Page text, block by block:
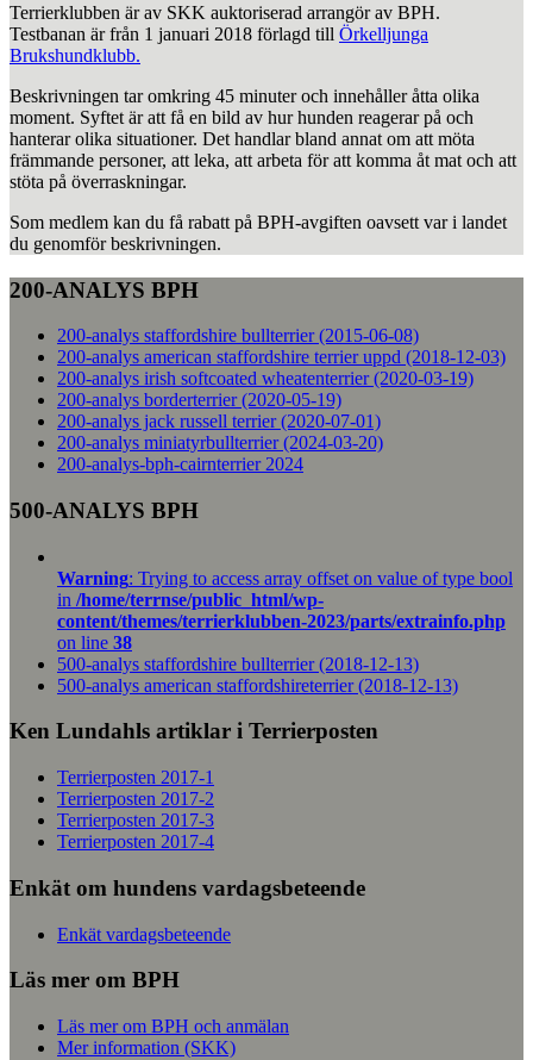
Terrierklubben är av SKK auktoriserad arrangör av BPH.
Testbanan är från 1 januari 2018 förlagd till Örkelljunga
Brukshundklubb.
Beskrivningen tar omkring 45 minuter och innehåller åtta olika
moment. Syftet är att få en bild av hur hunden reagerar på och
hanterar olika situationer. Det handlar bland annat om att möta
främmande personer, att leka, att arbeta för att komma åt mat och att
stöta på överraskningar.
Som medlem kan du få rabatt på BPH-avgiften oavsett var i landet
du genomför beskrivningen.
200-ANALYS BPH
200-analys staffordshire bullterrier (2015-06-08)
200-analys american staffordshire terrier uppd (2018-12-03)
200-analys irish softcoated wheatenterrier (2020-03-19)
200-analys borderterrier (2020-05-19)
200-analys jack russell terrier (2020-07-01)
200-analys miniatyrbullterrier (2024-03-20)
200-analys-bph-cairnterrier 2024
500-ANALYS BPH
Warning: Trying to access array offset on value of type bool
in /home/terrnse/public_html/wp-
content/themes/terrierklubben-2023/parts/extrainfo.php
on line 38
500-analys staffordshire bullterrier (2018-12-13)
500-analys american staffordshireterrier (2018-12-13)
Ken Lundahls artiklar i Terrierposten
Terrierposten 2017-1
Terrierposten 2017-2
Terrierposten 2017-3
Terrierposten 2017-4
Enkät om hundens vardagsbeteende
Enkät vardagsbeteende
Läs mer om BPH
Läs mer om BPH och anmälan
Mer information (SKK)